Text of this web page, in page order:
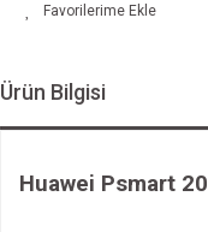
Ürün Bilgisi
Huawei Psmart